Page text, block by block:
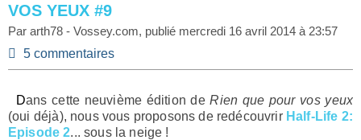
VOS YEUX #9
Par arth78 - Vossey.com, publié mercredi 16 avril 2014 à 23:57
5 commentaires
Dans cette neuvième édition deRien que pour vos yeux
(oui déjà), nous vous proposons de redécouvrir Half-Life 2:
Episode 2... sous la neige !